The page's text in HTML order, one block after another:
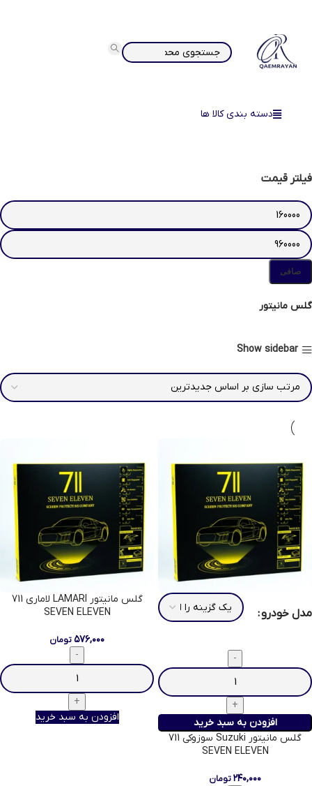
دسته بندی کالا ها
فیلتر قیمت
صافی
گلس مانیتور
Show sidebar
مدل خودرو
افزودن به سبد خرید
گلس مانیتور Suzuki سوزوکی 711
SEVEN ELEVEN
۲۴۰,۰۰۰تومان
گلس مانیتور LAMARI لاماری 711
SEVEN ELEVEN
۵۷۶,۰۰۰تومان
افزودن به سبد خرید